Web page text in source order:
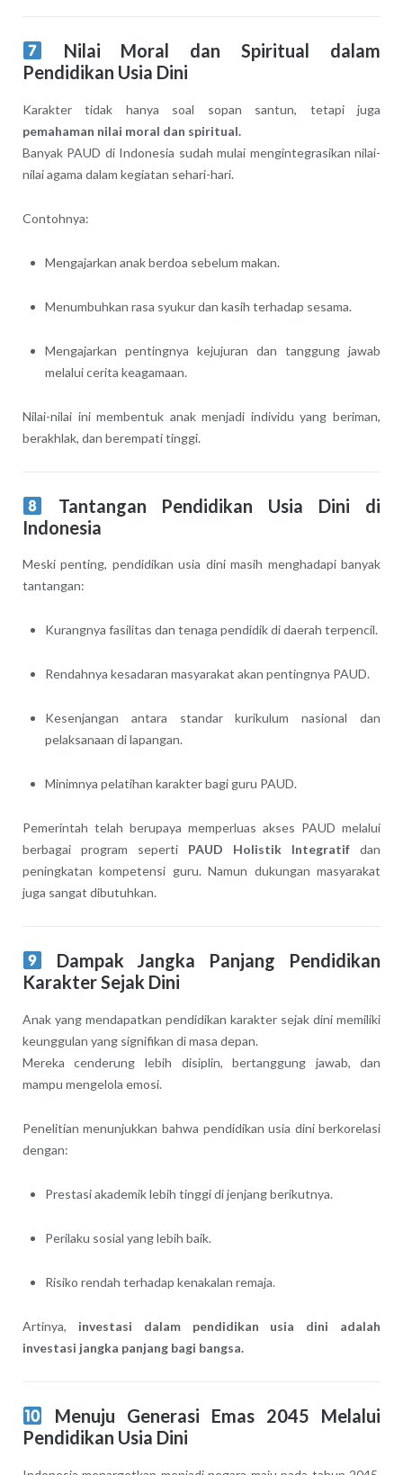
Nilai Moral dan Spiritual dalam
Pendidikan Usia Dini
Karakter tidak hanya soal sopan santun, tetapi juga
pemahaman nilai moral dan spiritual.
Banyak PAUD di Indonesia sudah mulai mengintegrasikan nilai-
nilai agama dalam kegiatan sehari-hari.
Contohnya:
Mengajarkan anak berdoa sebelum makan.
Menumbuhkan rasa syukur dan kasih terhadap sesama.
Mengajarkan pentingnya kejujuran dan tanggung jawab
melalui cerita keagamaan.
Nilai-nilai ini membentuk anak menjadi individu yang beriman,
berakhlak, dan berempati tinggi.
Tantangan Pendidikan Usia Dini di
Indonesia
Meski penting, pendidikan usia dini masih menghadapi banyak
tantangan:
Kurangnya fasilitas dan tenaga pendidik di daerah terpencil.
Rendahnya kesadaran masyarakat akan pentingnya PAUD.
Kesenjangan antara standar kurikulum nasional dan
pelaksanaan di lapangan.
Minimnya pelatihan karakter bagi guru PAUD.
Pemerintah telah berupaya memperluas akses PAUD melalui
berbagai program seperti PAUD Holistik Integratif dan
peningkatan kompetensi guru. Namun dukungan masyarakat
juga sangat dibutuhkan.
Dampak Jangka Panjang Pendidikan
Karakter Sejak Dini
Anak yang mendapatkan pendidikan karakter sejak dini memiliki
keunggulan yang signifikan di masa depan.
Mereka cenderung lebih disiplin, bertanggung jawab, dan
mampu mengelola emosi.
Penelitian menunjukkan bahwa pendidikan usia dini berkorelasi
dengan:
Prestasi akademik lebih tinggi di jenjang berikutnya.
Perilaku sosial yang lebih baik.
Risiko rendah terhadap kenakalan remaja.
Artinya, investasi dalam pendidikan usia dini adalah
investasi jangka panjang bagi bangsa.
Menuju Generasi Emas 2045 Melalui
Pendidikan Usia Dini